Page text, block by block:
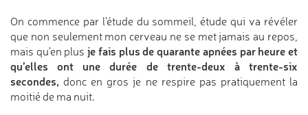
On commence par l’étude du sommeil, étude qui va révéler
que non seulement mon cerveau ne se met jamais au repos,
mais qu’en plusje fais plus de quarante apnées par heure et
qu’elles ont une durée de trente-deux à trente-six
secondes, donc en gros je ne respire pas pratiquement la
moitié de ma nuit.